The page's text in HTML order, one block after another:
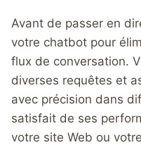
Avant de passer en
votre chatbot pour
flux de conversation.
diverses requêtes et
avec précision dans
satisfait de ses
votre site Web ou